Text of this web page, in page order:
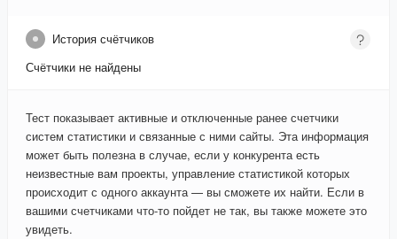
История счётчиков
Счётчики не найдены
Тест показывает активные и отключенные ранее счетчики
систем статистики и связанные с ними сайты. Эта информация
может быть полезна в случае, если у конкурента есть
неизвестные вам проекты, управление статистикой которых
происходит с одного аккаунта — вы сможете их найти. Если в
вашими счетчиками что-то пойдет не так, вы также можете это
увидеть.